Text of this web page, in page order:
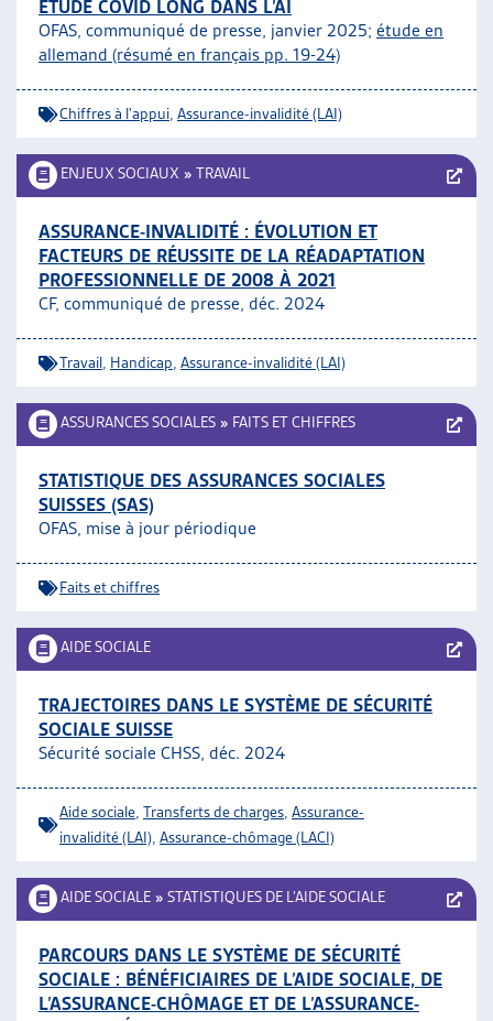
ÉTUDE COVID LONG DANS L’AI
OFAS, communiqué de presse, janvier 2025; étude en
allemand (résumé en français pp. 19-24)
Chiffres à l'appui Assurance-invalidité (LAI)
ENJEUX SOCIAUX » TRAVAIL
ASSURANCE-INVALIDITÉ : ÉVOLUTION ET
FACTEURS DE RÉUSSITE DE LA RÉADAPTATION
PROFESSIONNELLE DE 2008 À 2021
CF, communiqué de presse, déc. 2024
Travail Handicap Assurance-invalidité (LAI)
ASSURANCES SOCIALES » FAITS ET CHIFFRES
STATISTIQUE DES ASSURANCES SOCIALES
SUISSES (SAS)
OFAS, mise à jour périodique
Faits et chiffres
AIDE SOCIALE
TRAJECTOIRES DANS LE SYSTÈME DE SÉCURITÉ
SOCIALE SUISSE
Sécurité sociale CHSS, déc. 2024
Aide sociale Transferts de charges Assurance-
invalidité (LAI) Assurance-chômage (LACI)
AIDE SOCIALE » STATISTIQUES DE L’AIDE SOCIALE
PARCOURS DANS LE SYSTÈME DE SÉCURITÉ
SOCIALE : BÉNÉFICIAIRES DE L’AIDE SOCIALE, DE
L’ASSURANCE-CHÔMAGE ET DE L’ASSURANCE-